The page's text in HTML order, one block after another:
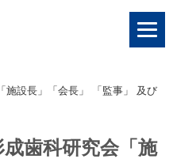
施設長」「会長」 「監事」 及び
歯科研究会「施